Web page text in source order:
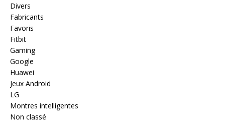
Divers
Fabricants
Favoris
Fitbit
Gaming
Google
Huawei
Jeux Android
LG
Montres intelligentes
Non classé